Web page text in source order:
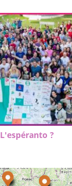
L'espéranto ?